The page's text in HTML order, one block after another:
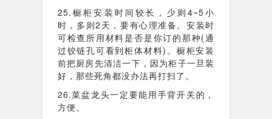
25.橱柜安装时间较长，少则4~5小
时，多则2天，要有心理准备。安装时
可检查所用材料是否是你订的那种(通
过铰链孔可看到柜体材料)。橱柜安装
前把厨房先清洁一下，因为柜子一旦装
好，那些死角都没办法再打扫了。
26.菜盆龙头一定要能用手背开关的，
方便。